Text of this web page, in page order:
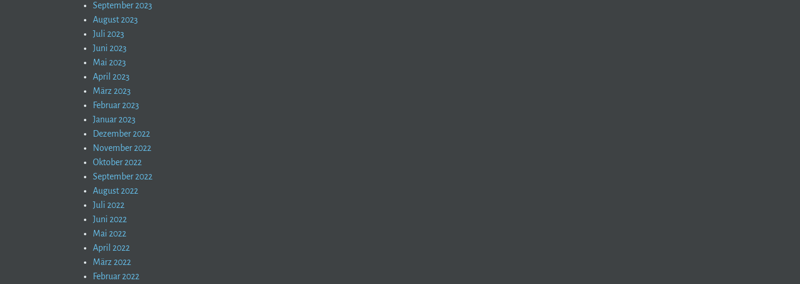
September 2023
August 2023
Juli 2023
Juni 2023
Mai 2023
April 2023
März 2023
Februar 2023
Januar 2023
Dezember 2022
November 2022
Oktober 2022
September 2022
August 2022
Juli 2022
Juni 2022
Mai 2022
April 2022
März 2022
Februar 2022